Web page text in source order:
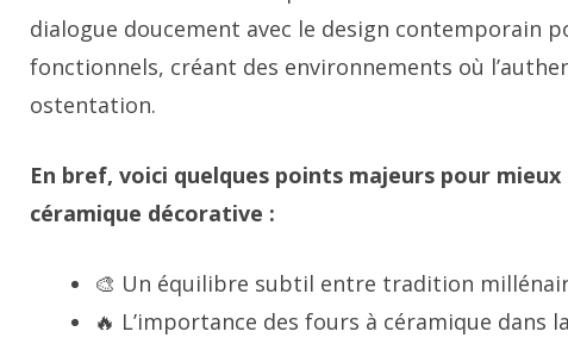
dialogue doucement avec le design contemporain
fonctionnels, créant des environnements où
ostentation.
En bref, voici quelques points majeurs pour mieux
céramique décorative :
🎨 Un équilibre subtil entre tradition
🔥 L’importance des fours à céramique dans